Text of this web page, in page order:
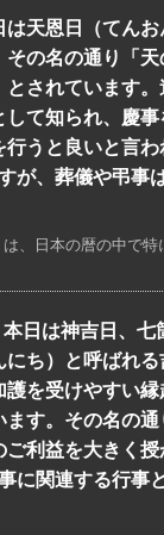
は天恩日（てん
その名の通り「
とされています
して知られ、慶
行うと良いと言
が、葬儀や弔事
、日本の暦の中で特
日は神吉日、七
にち）と呼ばれ
護を受けやすい
ます。その名の
ご利益を大きく
に関連する行事